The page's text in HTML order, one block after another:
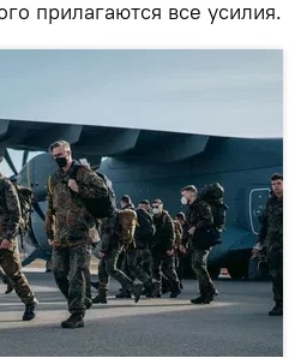
прилагаются все усилия.